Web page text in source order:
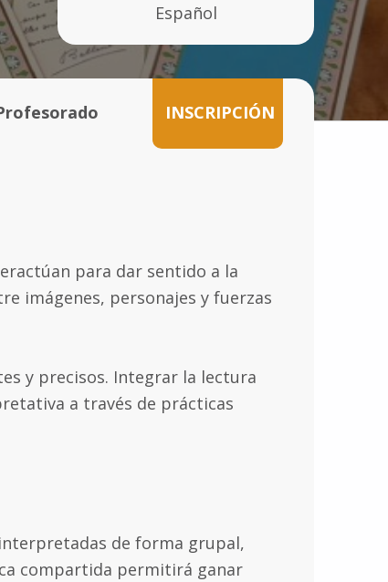
Español
INSCRIPCIÓN
para dar sentido a la
imágenes, personajes y fuerzas
y precisos. Integrar la lectura
a través de prácticas
de forma grupal,
compartida permitirá ganar